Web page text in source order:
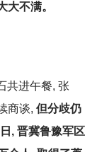
不满。
共进午餐, 张
商谈, 但分歧仍
, 晋冀鲁豫军区